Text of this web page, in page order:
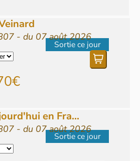
Sortie ce jour
- du 07 août 2026
Sortie ce jour
en Fra...
- du 07 août 2026